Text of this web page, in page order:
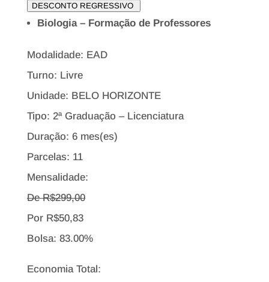
DESCONTO REGRESSIVO
Biologia – Formação de Professores
Modalidade: EAD
Turno: Livre
Unidade: BELO HORIZONTE
Tipo: 2ª Graduação – Licenciatura
Duração: 6 mes(es)
Parcelas: 11
Mensalidade:
De R$299,00
Por R$50,83
Bolsa: 83.00%
Economia Total: